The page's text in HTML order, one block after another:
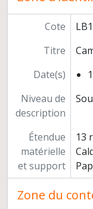
Carrière
Cote
Titre
Date(s)
Niveau de
description
Étendue
matérielle
et support
13
Zone du